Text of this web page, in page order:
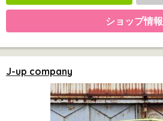
ショップ情報
J-up company